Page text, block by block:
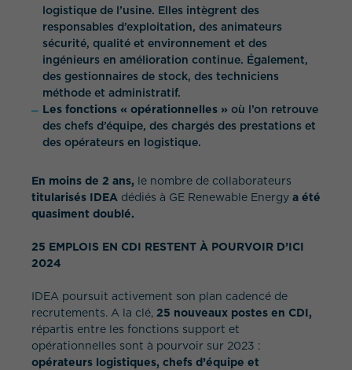
logistique de l’usine. Elles intègrent des
responsables d’exploitation, des animateurs
sécurité, qualité et environnement et des
ingénieurs en amélioration continue. Également,
des gestionnaires de stock, des techniciens
méthode et administratif.
Les fonctions « opérationnelles » où l’on retrouve
des chefs d’équipe, des chargés des prestations et
des opérateurs en logistique.
En moins de 2 ans, le nombre de collaborateurs
titularisés IDEA dédiés à GE Renewable Energy a été
quasiment doublé.
25 EMPLOIS EN CDI RESTENT À POURVOIR D’ICI
2024
IDEA poursuit activement son plan cadencé de
recrutements. A la clé, 25 nouveaux postes en CDI,
répartis entre les fonctions support et
opérationnelles sont à pourvoir sur 2023 :
opérateurs logistiques, chefs d’équipe et